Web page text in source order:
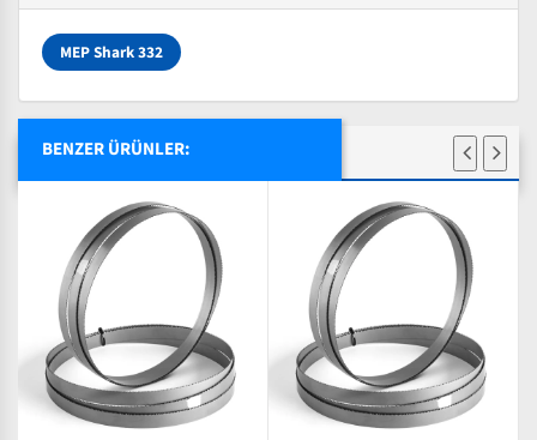
MEP Shark 332
BENZER ÜRÜNLER: